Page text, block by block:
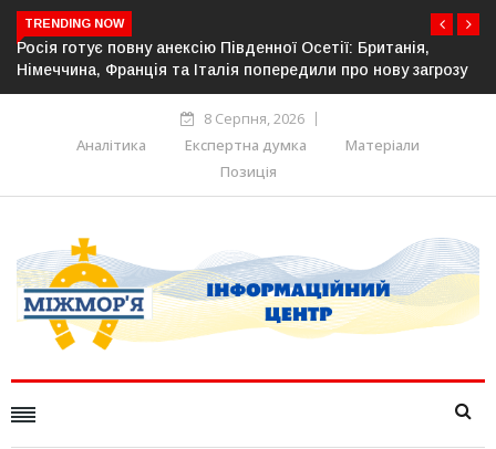
TRENDING NOW
Британія,
нову загрозу
Естонія посилює кордон із Росією:
прикордонної інфраструктури
8 Серпня, 2026
Аналітика
Експертна думка
Матеріали
Позиція